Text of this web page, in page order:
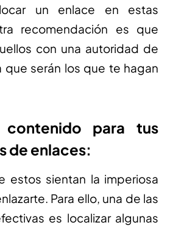
un enlace en estas
recomendación es que
con una autoridad de
que serán los que te hagan
contenido para tus
de enlaces:
estos sientan la imperiosa
Para ello, una de las
es localizar algunas